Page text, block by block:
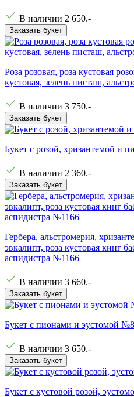
В наличии 2 650.-
Заказать букет
Роза розовая, роза кустовая
кустовая, зелень писташ,
В наличии 3 750.-
Заказать букет
Букет с розой, хризантемой и
В наличии 2 360.-
Заказать букет
Гербера, альстромерия,
эвкалипт, роза кустовая кинг
аспидистра №1166
В наличии 3 660.-
Заказать букет
Букет с пионами и эустомой
В наличии 3 650.-
Заказать букет
Букет с кустовой розой,